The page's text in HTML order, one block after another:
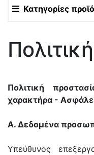
Κατηγορίες
Πολιτική
χαρακτήρα -
Α. Δεδομένα
Υπεύθυνος